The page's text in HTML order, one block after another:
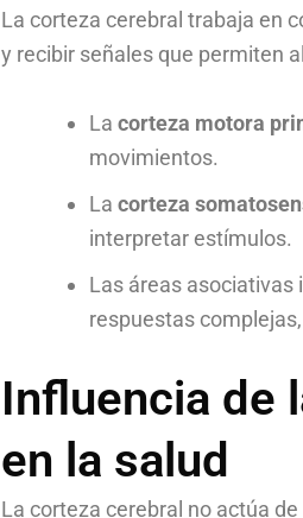
La corteza cerebral trabaja en
y recibir señales que permiten
La corteza motora
movimientos.
La corteza
interpretar estímulos.
Las áreas
respuestas
Influencia de
en la salud
La corteza cerebral no actúa